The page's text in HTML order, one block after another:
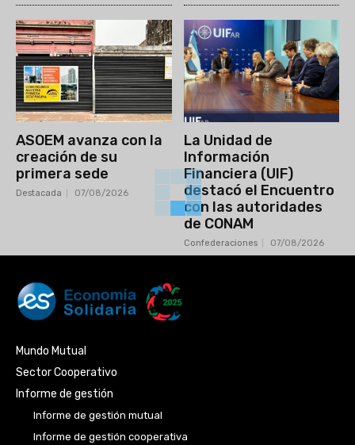
ASOEM avanza con la
creación de su
primera sede
Destacada 07/08/2026
La Unidad de
Información
Financiera (UIF)
destacó el Encuentro
con las autoridades
de CONAM
Confederaciones 07/08/2026
Mundo Mutual
Sector Cooperativo
Informe de gestión
Informe de gestión mutual
Informe de gestión cooperativa